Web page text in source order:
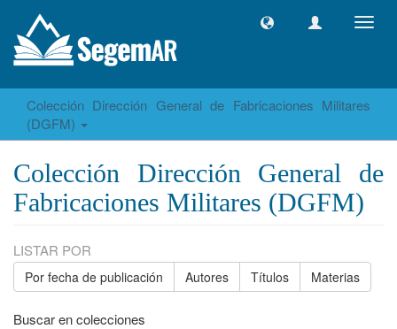
Colección Dirección General de Fabricaciones Militares
(DGFM)
Colección Dirección General de
Fabricaciones Militares (DGFM)
LISTAR POR
Por fecha de publicación Autores Títulos Materias
Buscar en colecciones